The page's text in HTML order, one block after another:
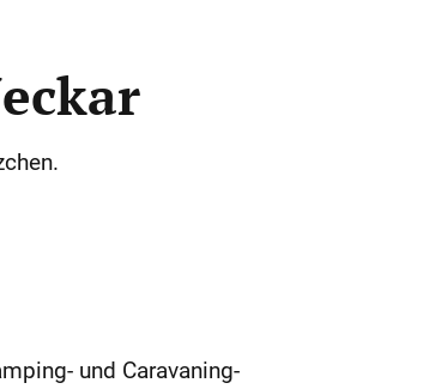
und Caravaning-